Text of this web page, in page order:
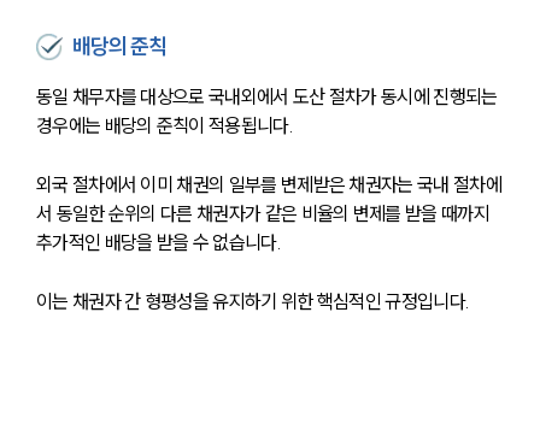
배당의 준칙
동일 채무자를 대상으로 국내외에서 도산 절차가 동시에 진행되는
경우에는 배당의 준칙이 적용됩니다.
외국 절차에서 이미 채권의 일부를 변제받은 채권자는 국내 절차에
서 동일한 순위의 다른 채권자가 같은 비율의 변제를 받을 때까지
추가적인 배당을 받을 수 없습니다.
이는 채권자 간 형평성을 유지하기 위한 핵심적인 규정입니다.